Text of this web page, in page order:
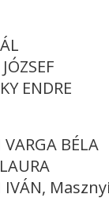
ENDRE
BÉLA
IVÁN,